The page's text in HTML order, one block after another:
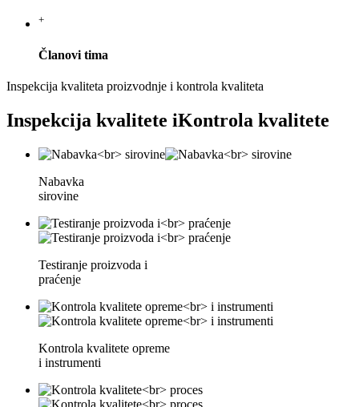
+
Članovi tima
Inspekcija kvaliteta proizvodnje i kontrola kvaliteta
Inspekcija kvalitete iKontrola kvalitete
Nabavka
sirovine
Testiranje proizvoda i
praćenje
Kontrola kvalitete opreme
i instrumenti